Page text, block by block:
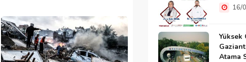
16/
Yüksek
Atama